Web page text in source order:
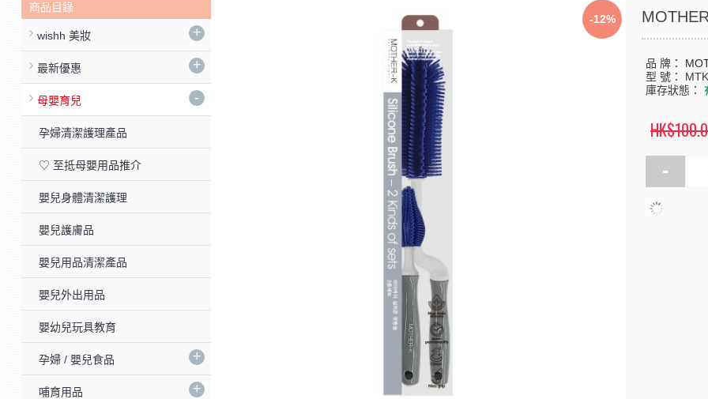
商品目錄
wishh 美妝 +
最新優惠 +
母嬰育兒 -
孕婦清潔護理產品
♡ 至抵母嬰用品推介
嬰兒身體清潔護理
嬰兒護膚品
嬰兒用品清潔產品
嬰兒外出用品
嬰幼兒玩具教育
孕婦 / 嬰兒食品 +
哺育用品 +
-12%
品 牌：
型 號：
庫存狀態：
-